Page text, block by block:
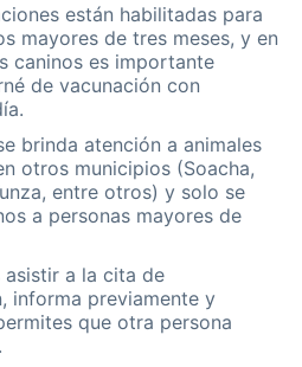
están habilitadas para
mayores de tres meses, y en
caninos es importante
de vacunación con
brinda atención a animales
otros municipios (Soacha,
entre otros) y solo se
a personas mayores de
asistir a la cita de
informa previamente y
que otra persona